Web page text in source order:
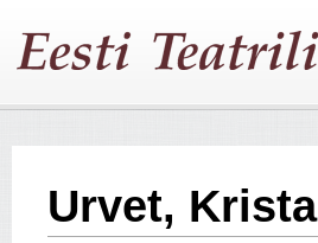
Urvet, Krista